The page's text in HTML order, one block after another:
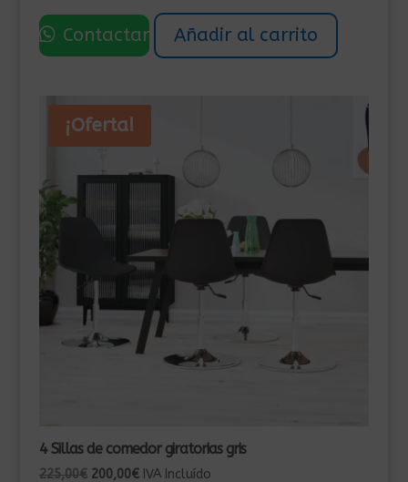
original
era:
actual
es:
Contactar Añadir al carrito
¡Oferta!
4 Sillas de comedor giratorias gris
225,00€ El
200,00€ElIVA Incluído